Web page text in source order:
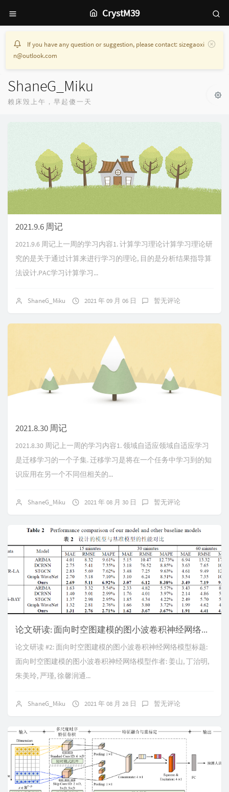
CrystM39
If you have any question or suggestion, please contact: sizegaoxi
n@outlook.com
ShaneG_Miku
赖床毁上午，早起傻一天
2021.9.6 周记
2021.9.6 周记上一周的学习内容1. 计算学习理论计算学习理论研
究的是关于通过计算来进行学习的理论, 目的是分析结果指导算
法设计.PAC学习计算学习...
ShaneG_Miku 2021 年 09 月 06 日 暂无评论
2021.8.30 周记
2021.8.30 周记上一周的学习内容1. 领域自适应领域自适应学习
是迁移学习的一个子集. 迁移学习是将在一个任务中学习到的知
识应用在另一个不同但相关的...
ShaneG_Miku 2021 年 08 月 30 日 暂无评论
论文研读: 面向时空图建模的图小波卷积神经网络模型
论文研读 #2: 面向时空图建模的图小波卷积神经网络模型标题:
面向时空图建模的图小波卷积神经网络模型作者: 姜山, 丁治明,
朱美玲, 严瑾, 徐馨润通...
ShaneG_Miku 2021 年 08 月 28 日 暂无评论